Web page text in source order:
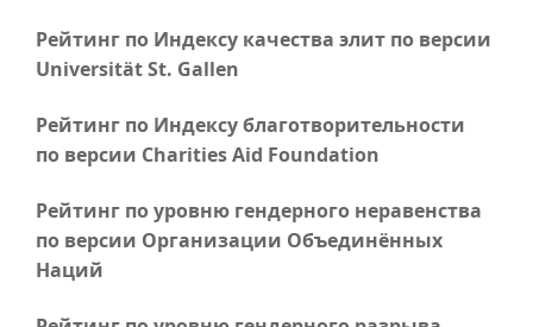
Рейтинг по Индексу качества элит по версии
Universität St. Gallen
Рейтинг по Индексу благотворительности
по версии Charities Aid Foundation
Рейтинг по уровню гендерного неравенства
по версии Организации Объединённых
Наций